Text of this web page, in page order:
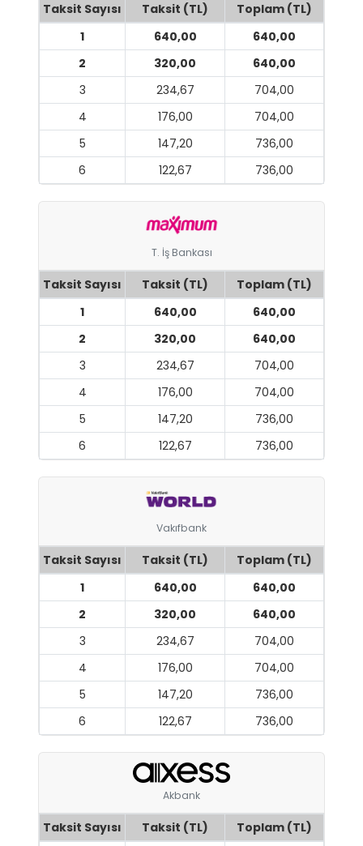
Taksit Sayısı Taksit (TL)
Toplam (TL)
1
640,00
640,00
2
320,00
640,00
3
234,67
704,00
4
176,00
704,00
5
147,20
736,00
6
122,67 736,00
T. İş Bankası
Taksit Sayısı Taksit (TL)
Toplam (TL)
1
640,00
640,00
2
320,00
640,00
3
234,67
704,00
4
176,00
704,00
5
147,20
736,00
6
122,67 736,00
Vakıfbank
Taksit Sayısı Taksit (TL)
Toplam (TL)
1
640,00
640,00
2
320,00
640,00
3
234,67
704,00
4
176,00
704,00
5
147,20
736,00
6
122,67 736,00
Akbank
Taksit Sayısı Taksit (TL) Toplam (TL)